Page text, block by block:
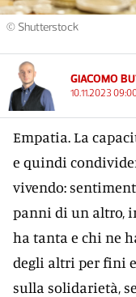
© Shutterstock
GIACOMO
10.11.2023
Empatia. La
e quindi
vivendo:
panni di un altro,
ha tanta e chi ne
degli altri per fini
sulla solidarietà,